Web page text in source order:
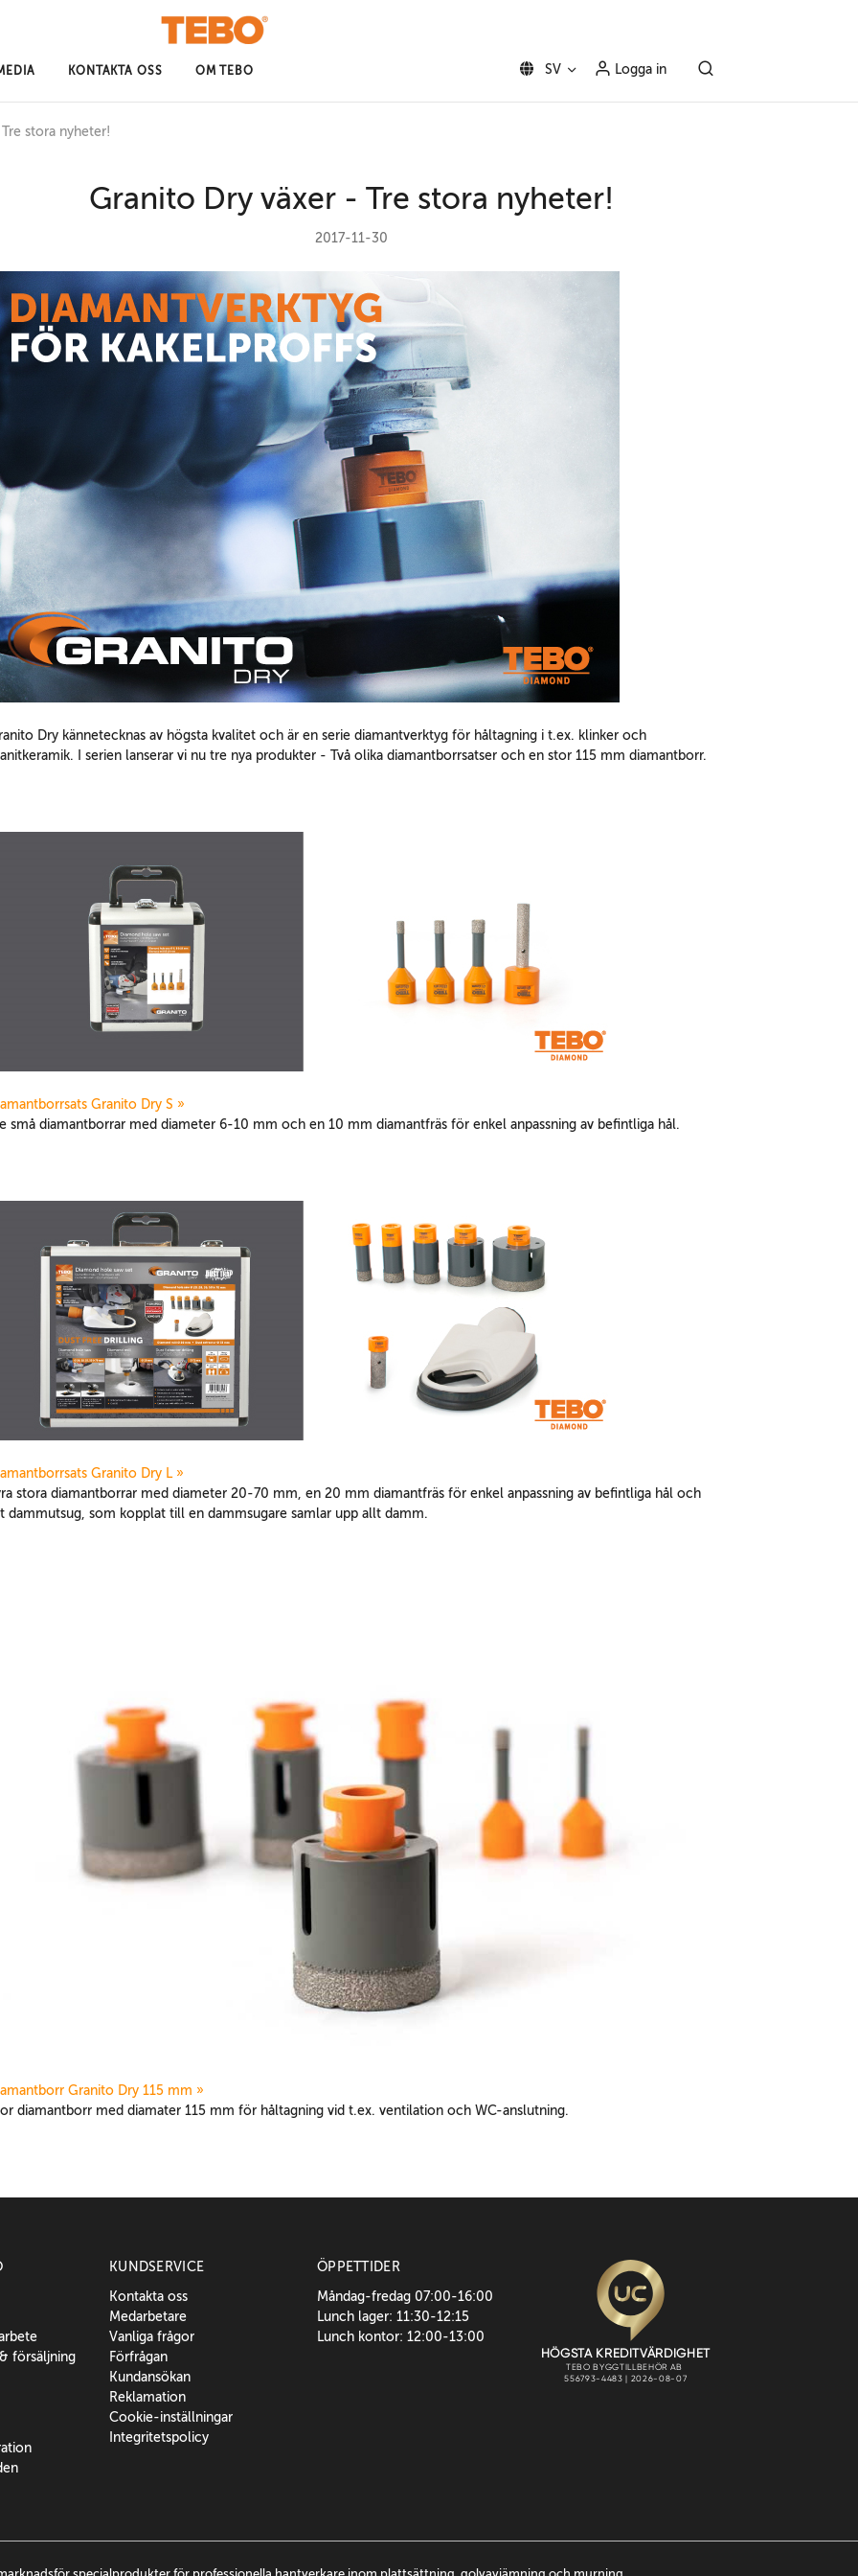
KONTAKTA OSS OM TEBO SV Logga in
stora nyheter!
Granito Dry växer - Tre stora nyheter!
2017-11-30
Dry kännetecknas av högsta kvalitet och är en serie diamantverktyg för håltagning i t.ex. klinker och
I serien lanserar vi nu tre nya produkter - Två olika diamantborrsatser och en stor 115 mm diamantborr.
Granito Dry S »
små diamantborrar med diameter 6-10 mm och en 10 mm diamantfräs för enkel anpassning av befintliga hål.
Granito Dry L »
stora diamantborrar med diameter 20-70 mm, en 20 mm diamantfräs för enkel anpassning av befintliga hål och
dammutsug, som kopplat till en dammsugare samlar upp allt damm.
Granito Dry 115 mm »
diamantborr med diamater 115 mm för håltagning vid t.ex. ventilation och WC-anslutning.
försäljning
KUNDSERVICE
Kontakta oss
Medarbetare
Vanliga frågor
Förfrågan
Kundansökan
Reklamation
Cookie-inställningar
Integritetspolicy
ÖPPETTIDER
Måndag-fredag 07:00-16:00
Lunch lager: 11:30-12:15
Lunch kontor: 12:00-13:00